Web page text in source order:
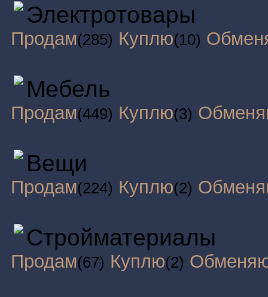
Электротовары
Продам(285) Куплю(10)
Мебель
Продам(449) Куплю(3)
Вещи
Продам(224) Куплю(2)
Стройматериалы
Продам(67) Куплю(2)